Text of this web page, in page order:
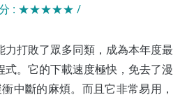
分 : ★★★★★ /
力打敗了眾多同類，成為本年度最
。它的下載速度極快，免去了漫
中斷的麻煩。而且它非常易用，